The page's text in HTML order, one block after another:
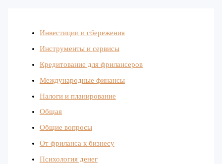
Инвестиции и сбережения
Инструменты и сервисы
Кредитование для фрилансеров
Международные финансы
Налоги и планирование
Общая
Общие вопросы
От фриланса к бизнесу
Психология денег